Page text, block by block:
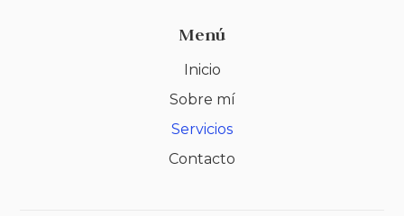
Menú
Inicio
Sobre mí
Servicios
Contacto